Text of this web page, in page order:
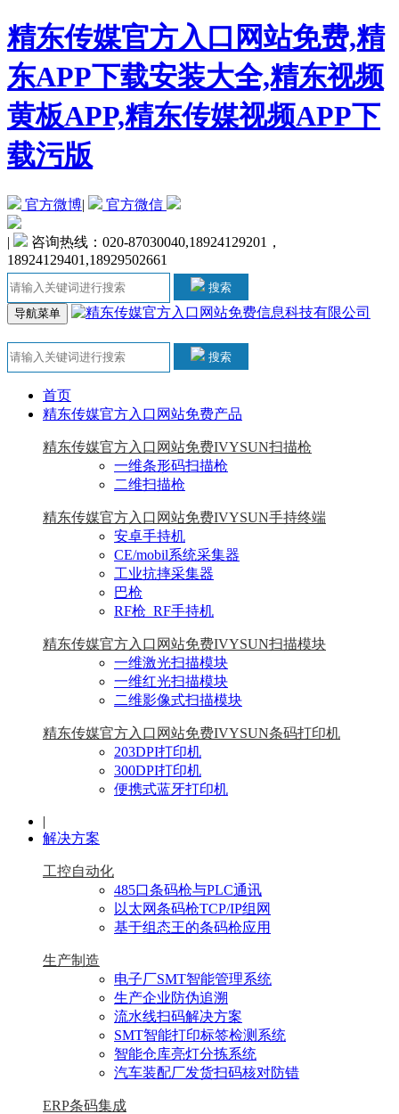
精东传媒官方入口网站免费,精
东APP下载安装大全,精东视频
黄板APP,精东传媒视频APP下
载污版
官方微博| 官方微信
|
咨询热线：020-87030040,18924129201，
18924129401,18929502661
搜索
导航菜单
搜索
首页
精东传媒官方入口网站免费产品
精东传媒官方入口网站免费IVYSUN扫描枪
一维条形码扫描枪
二维扫描枪
精东传媒官方入口网站免费IVYSUN手持终端
安卓手持机
CE/mobil系统采集器
工业抗摔采集器
巴枪
RF枪_RF手持机
精东传媒官方入口网站免费IVYSUN扫描模块
一维激光扫描模块
一维红光扫描模块
二维影像式扫描模块
精东传媒官方入口网站免费IVYSUN条码打印机
203DPI打印机
300DPI打印机
便携式蓝牙打印机
|
解决方案
工控自动化
485口条码枪与PLC通讯
以太网条码枪TCP/IP组网
基于组态王的条码枪应用
生产制造
电子厂SMT智能管理系统
生产企业防伪追溯
流水线扫码解决方案
SMT智能打印标签检测系统
智能仓库亮灯分拣系统
汽车装配厂发货扫码核对防错
ERP条码集成